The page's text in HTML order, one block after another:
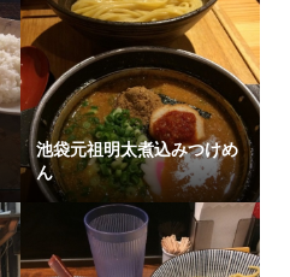
池袋元祖明太煮込みつけめ
ん